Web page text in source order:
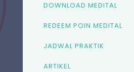
DOWNLOAD MEDITAL
REDEEM POIN MEDITAL
JADWAL PRAKTIK
ARTIKEL